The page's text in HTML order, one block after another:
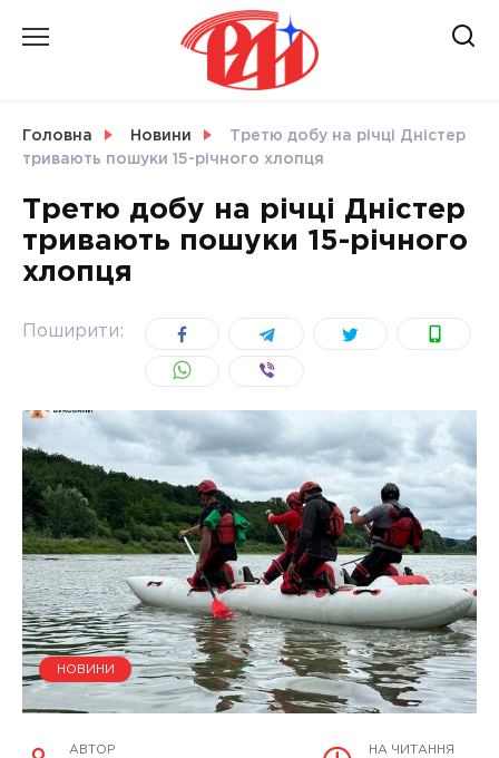
Головна Новини
Третю добу на річці Дністер
тривають пошуки 15-річного хлопця
Третю добу на річці Дністер
тривають пошуки 15-річного
хлопця
Поширити:
НОВИНИ
АВТОР НА ЧИТАННЯ